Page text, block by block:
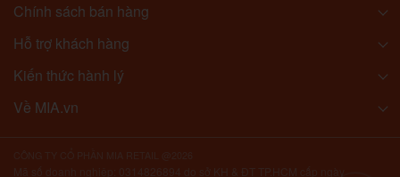
Chính sách bán hàng
Hỗ trợ khách hàng
Kiến thức hành lý
Về MIA.vn